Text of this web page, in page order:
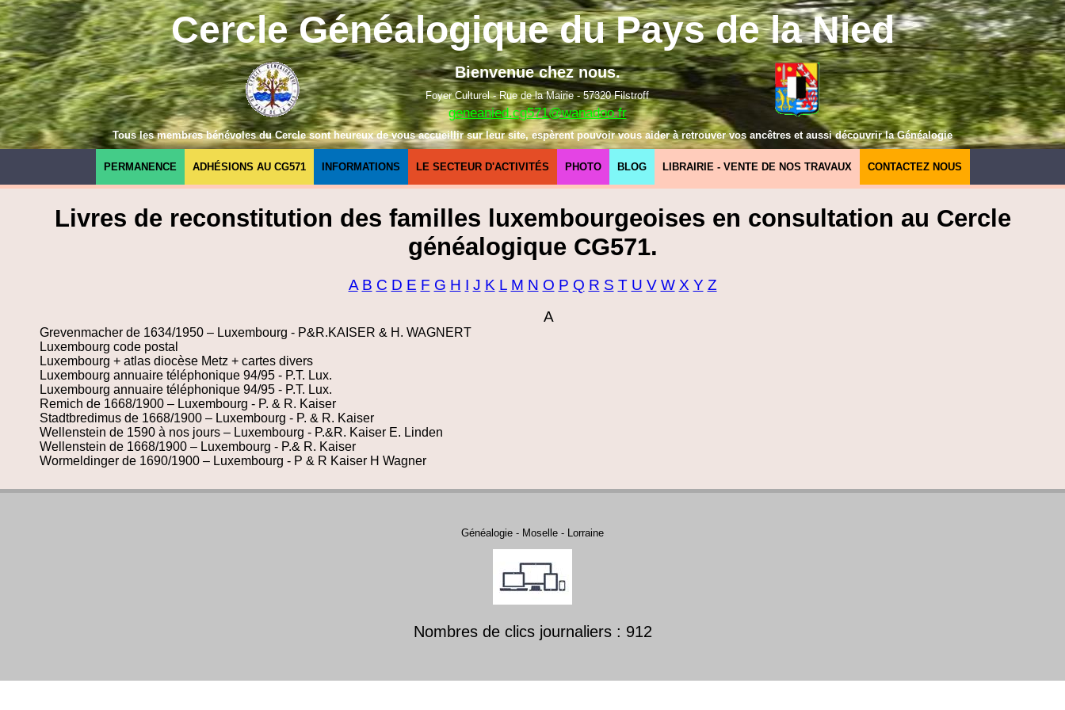
Cercle Généalogique du Pays de la Nied
Bienvenue chez nous.
Foyer Culturel - Rue de la Mairie - 57320 Filstroff
geneanied.cg571@wanadoo.fr
Tous les membres bénévoles du Cercle sont heureux de vous accueillir sur leur site, espèrent pouvoir vous aider à retrouver vos ancêtres et aussi découvrir la Généalogie
PERMANENCE ADHÉSIONS AU CG571 INFORMATIONS LE SECTEUR D'ACTIVITÉS PHOTO BLOG LIBRAIRIE - VENTE DE NOS TRAVAUX CONTACTEZ NOUS
Livres de reconstitution des familles luxembourgeoises en consultation au Cercle
généalogique CG571.
A B C D E F G H I J K L M N O P Q R S T U V W X Y Z
A
Grevenmacher de 1634/1950 – Luxembourg - P&R.KAISER & H. WAGNERT
Luxembourg code postal
Luxembourg + atlas diocèse Metz + cartes divers
Luxembourg annuaire téléphonique 94/95 - P.T. Lux.
Luxembourg annuaire téléphonique 94/95 - P.T. Lux.
Remich de 1668/1900 – Luxembourg - P. & R. Kaiser
Stadtbredimus de 1668/1900 – Luxembourg - P. & R. Kaiser
Wellenstein de 1590 à nos jours – Luxembourg - P.&R. Kaiser E. Linden
Wellenstein de 1668/1900 – Luxembourg - P.& R. Kaiser
Wormeldinger de 1690/1900 – Luxembourg - P & R Kaiser H Wagner
Généalogie - Moselle - Lorraine
Nombres de clics journaliers : 912